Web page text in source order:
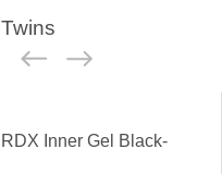
Twins